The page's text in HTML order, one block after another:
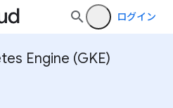
ログイン
Engine (GKE)